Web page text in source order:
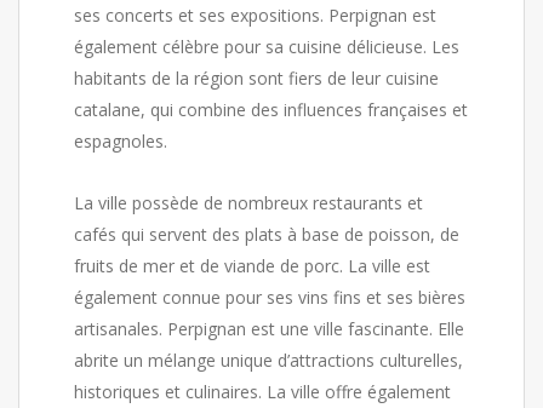
ses concerts et ses expositions. Perpignan est
également célèbre pour sa cuisine délicieuse. Les
habitants de la région sont fiers de leur cuisine
catalane, qui combine des influences françaises et
espagnoles.
La ville possède de nombreux restaurants et
cafés qui servent des plats à base de poisson, de
fruits de mer et de viande de porc. La ville est
également connue pour ses vins fins et ses bières
artisanales. Perpignan est une ville fascinante. Elle
abrite un mélange unique d’attractions culturelles,
historiques et culinaires. La ville offre également